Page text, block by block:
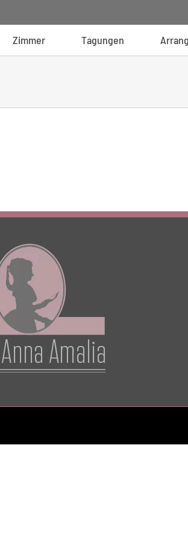
Zimmer Tagungen